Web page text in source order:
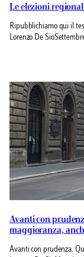
Le elezioni
Ripubblichiamo qui il
Lorenzo De Sio
Avanti con
maggioranza,
Avanti con prudenza.